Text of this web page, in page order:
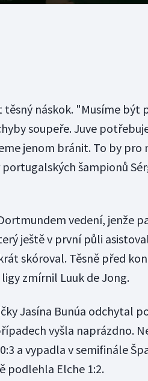
náskok. "Musíme být
soupeře. Juve
jenom bránit. To by pro
šampionů
vedení, jenže
ještě v první půli
skóroval. Těsně před
zmírnil Luuk de Jong.
Jasína Bunúa odchytal
vyšla naprázdno.
a vypadla v semifinále
podlehla Elche 1:2.